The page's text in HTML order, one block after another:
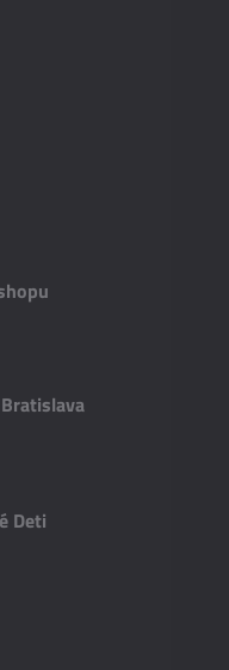
Deti